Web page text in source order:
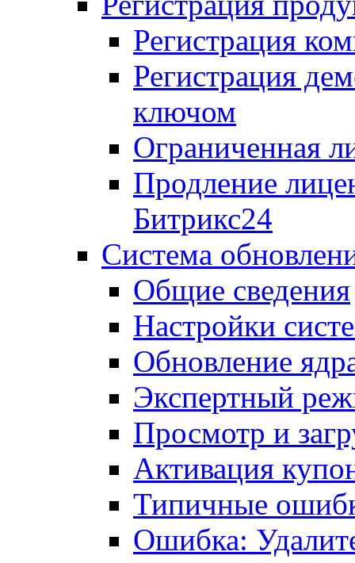
Регистрация
Регистрация
ключом
Ограниченная
Продление
Битрикс24
Система
Общие сведения
Настройки
Обновление
Экспертный
Просмотр и
Активация
Типичные
Ошибка: